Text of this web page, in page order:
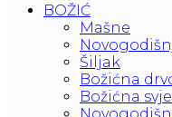
BOŽIĆ
Mašne
Šiljak
Božićna
Božićna